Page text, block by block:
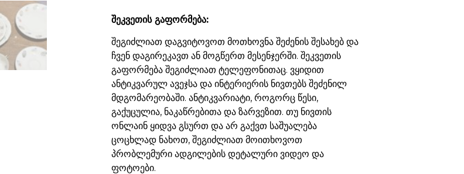
შეკვეთის გაფორმება:
შეგიძლიათ დაგვიტოვოთ მოთხოვნა შეძენის შესახებ და
ჩვენ დაგირეკავთ ან მოგწერთ მესენჯერში. შეკვეთის
გაფორმება შეგიძლიათ ტელეფონითაც. ვყიდით
ანტიკვარულ ავეჯსა და ინტერიერის ნივთებს შეძენილ
მდგომარეობაში. ანტიკვარიატი, როგორც წესი,
გაქუცულია, ნაკაწრებითა და ზარვეზით. თუ ნივთის
ონლაინ ყიდვა გსურთ და არ გაქვთ საშუალება
ცოცხლად ნახოთ, შეგიძლიათ მოითხოვოთ
პრობლემური ადგილების დეტალური ვიდეო და
ფოტოები.